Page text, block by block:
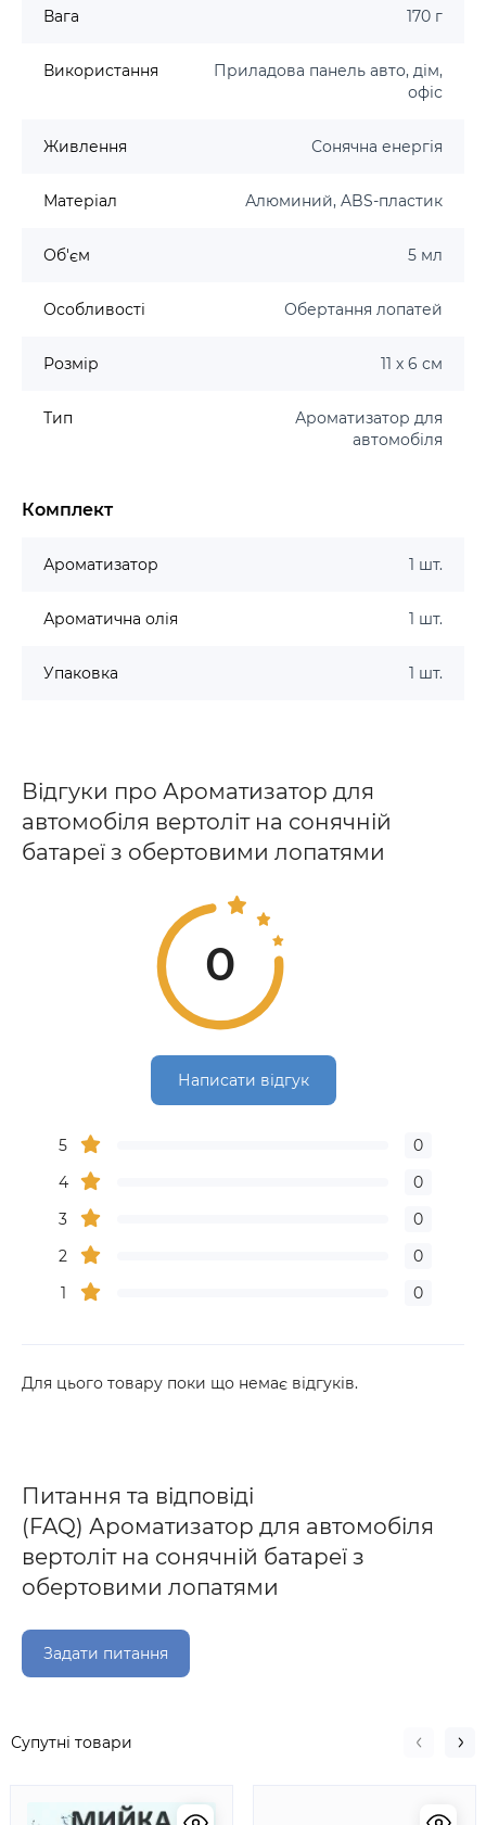
Вага 170 г
Використання
Приладова панель авто, дім,
офіс
Живлення Сонячна енергія
Матеріал Алюминий, ABS-пластик
Об'єм 5 мл
Особливості Обертання лопатей
Розмір 11 х 6 см
Тип
Ароматизатор для
автомобіля
Комплект
Ароматизатор 1 шт.
Ароматична олія 1 шт.
Упаковка 1 шт.
Відгуки про Ароматизатор для
автомобіля вертоліт на сонячній
батареї з обертовими лопатями
0
Написати відгук
5
0
4
0
3
0
2
0
1
0
Для цього товару поки що немає відгуків.
Питання та відповіді
(FAQ) Ароматизатор для автомобіля
вертоліт на сонячній батареї з
обертовими лопатями
Задати питання
Супутні товари